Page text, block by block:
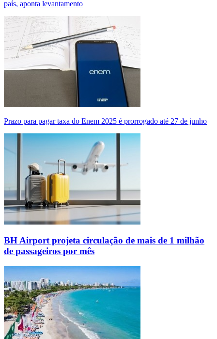
país, aponta levantamento
Prazo para pagar taxa do Enem 2025 é prorrogado até 27 de junho
BH Airport projeta circulação de mais de 1 milhão
de passageiros por mês